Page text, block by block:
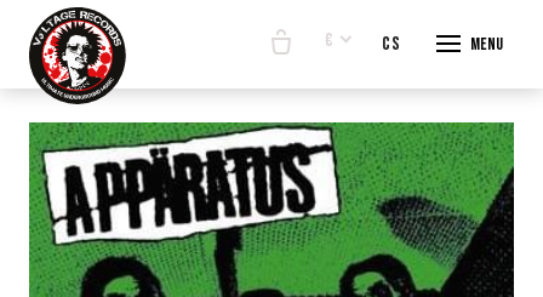
Menu
€ cs en
E-
BANDS
ABOUT